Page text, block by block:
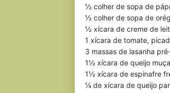
½ colher de sopa de
½ colher de sopa de
½ xícara de creme de
1 xícara de tomate,
3 massas de lasanha
1½ xícara de queijo
1½ xícara de espinafre
¼ de xícara de queijo